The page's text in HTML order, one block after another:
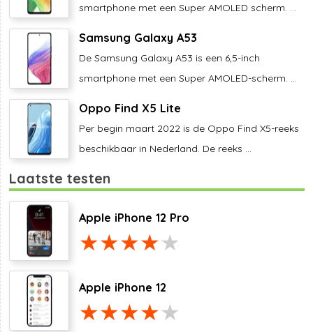
smartphone met een Super AMOLED scherm. ...
Samsung Galaxy A53
De Samsung Galaxy A53 is een 6,5-inch
smartphone met een Super AMOLED-scherm. ...
Oppo Find X5 Lite
Per begin maart 2022 is de Oppo Find X5-reeks
beschikbaar in Nederland. De reeks ...
Laatste testen
Apple iPhone 12 Pro
Apple iPhone 12